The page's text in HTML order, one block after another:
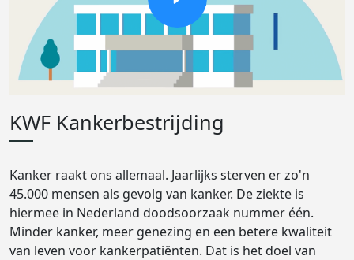
KWF Kankerbestrijding
Kanker raakt ons allemaal. Jaarlijks sterven er zo'n
45.000 mensen als gevolg van kanker. De ziekte is
hiermee in Nederland doodsoorzaak nummer één.
Minder kanker, meer genezing en een betere kwaliteit
van leven voor kankerpatiënten. Dat is het doel van